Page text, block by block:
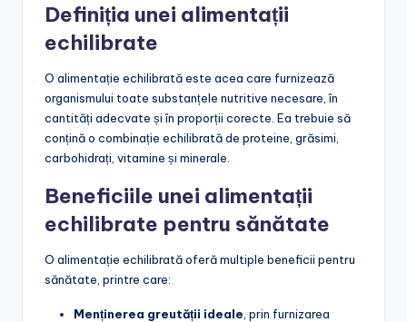
Definiția unei alimentații
echilibrate
O alimentație echilibrată este acea care furnizează
organismului toate substanțele nutritive necesare, în
cantități adecvate și în proporții corecte. Ea trebuie să
conțină o combinație echilibrată de proteine, grăsimi,
carbohidrați, vitamine și minerale.
Beneficiile unei alimentații
echilibrate pentru sănătate
O alimentație echilibrată oferă multiple beneficii pentru
sănătate, printre care:
Menținerea greutății ideale , prin furnizarea